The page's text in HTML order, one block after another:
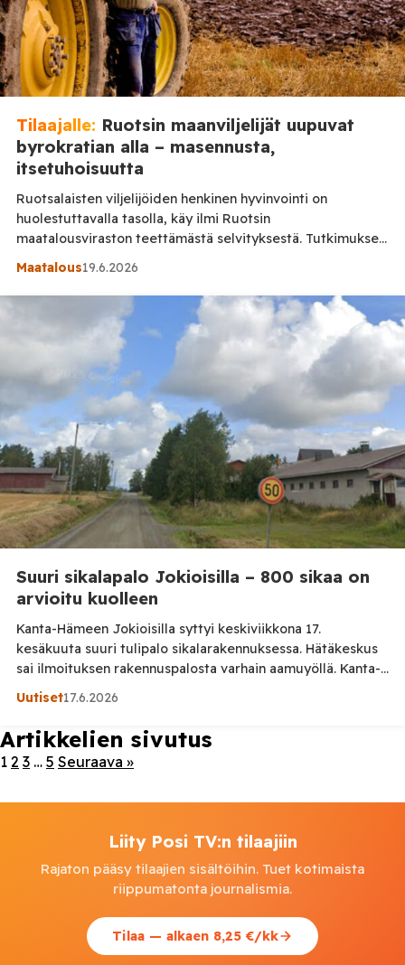
Tilaajalle: Ruotsin maanviljelijät uupuvat
byrokratian alla – masennusta,
itsetuhoisuutta
Ruotsalaisten viljelijöiden henkinen hyvinvointi on
huolestuttavalla tasolla, käy ilmi Ruotsin
maatalousviraston teettämästä selvityksestä. Tutkimuksen
mukaan monet viljelijät kokevat jatkuvaa stressiä,
itsetuhoisista ajatuksista. Selvityksen toteuttivat tutkijat
Ruotsin maatalousyliopistosta (SLU) ja Lundin yliopistosta.
Tutkimus perustuu kymmenelle tuhannelle kokopäiväiselle
maanviljelijälle tehtyyn kyselyyn, jonka tavoitteena oli
kartoittaa maatalousyrittäjien psyykkistä hyvinvointia, työn
kuormitustekijöitä […]
Maatalous19.6.2026
Suuri sikalapalo Jokioisilla – 800 sikaa on
arvioitu kuolleen
Kanta-Hämeen Jokioisilla syttyi keskiviikkona 17.
kesäkuuta suuri tulipalo sikalarakennuksessa. Hätäkeskus
sai ilmoituksen rakennuspalosta varhain aamuyöllä. Kanta-
Hämeen pelastuslaitoksen medialle antamien tietojen
Saartentie on pitkä kylätie Jokioisilla, jonka varrella
sijaitsee maatalousrakennuksia ja taloja. Alue on harvaan
asuttua maaseutualuetta. Yksi rakennuksen osista tuhoutui
seurauksena. Pelastuslaitoksen mukaan […]
Uutiset17.6.2026
Artikkelien sivutus
1 2 3 … 5 Seuraava »
Liity Posi TV:n tilaajiin
Rajaton pääsy tilaajien sisältöihin. Tuet kotimaista
riippumatonta journalismia.
Tilaa — alkaen 8,25 €/kk